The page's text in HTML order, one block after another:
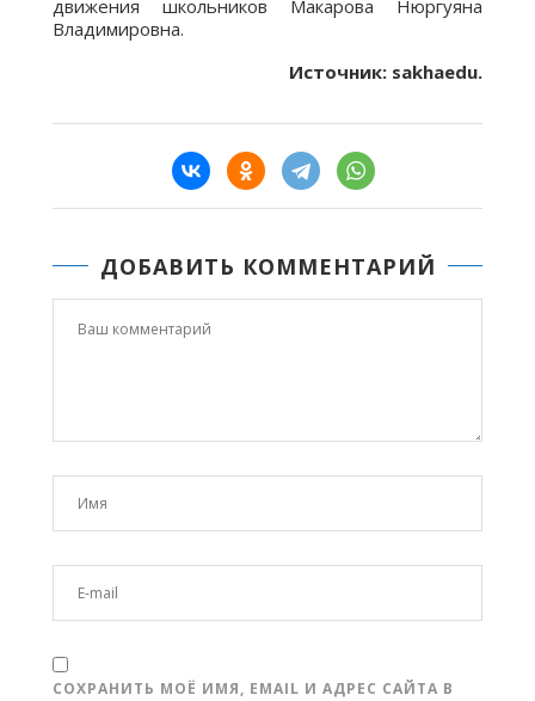
движения школьников Макарова Нюргуяна
Владимировна.
Источник: sakhaedu.
ДОБАВИТЬ КОММЕНТАРИЙ
СОХРАНИТЬ МОЁ ИМЯ, EMAIL И АДРЕС САЙТА В